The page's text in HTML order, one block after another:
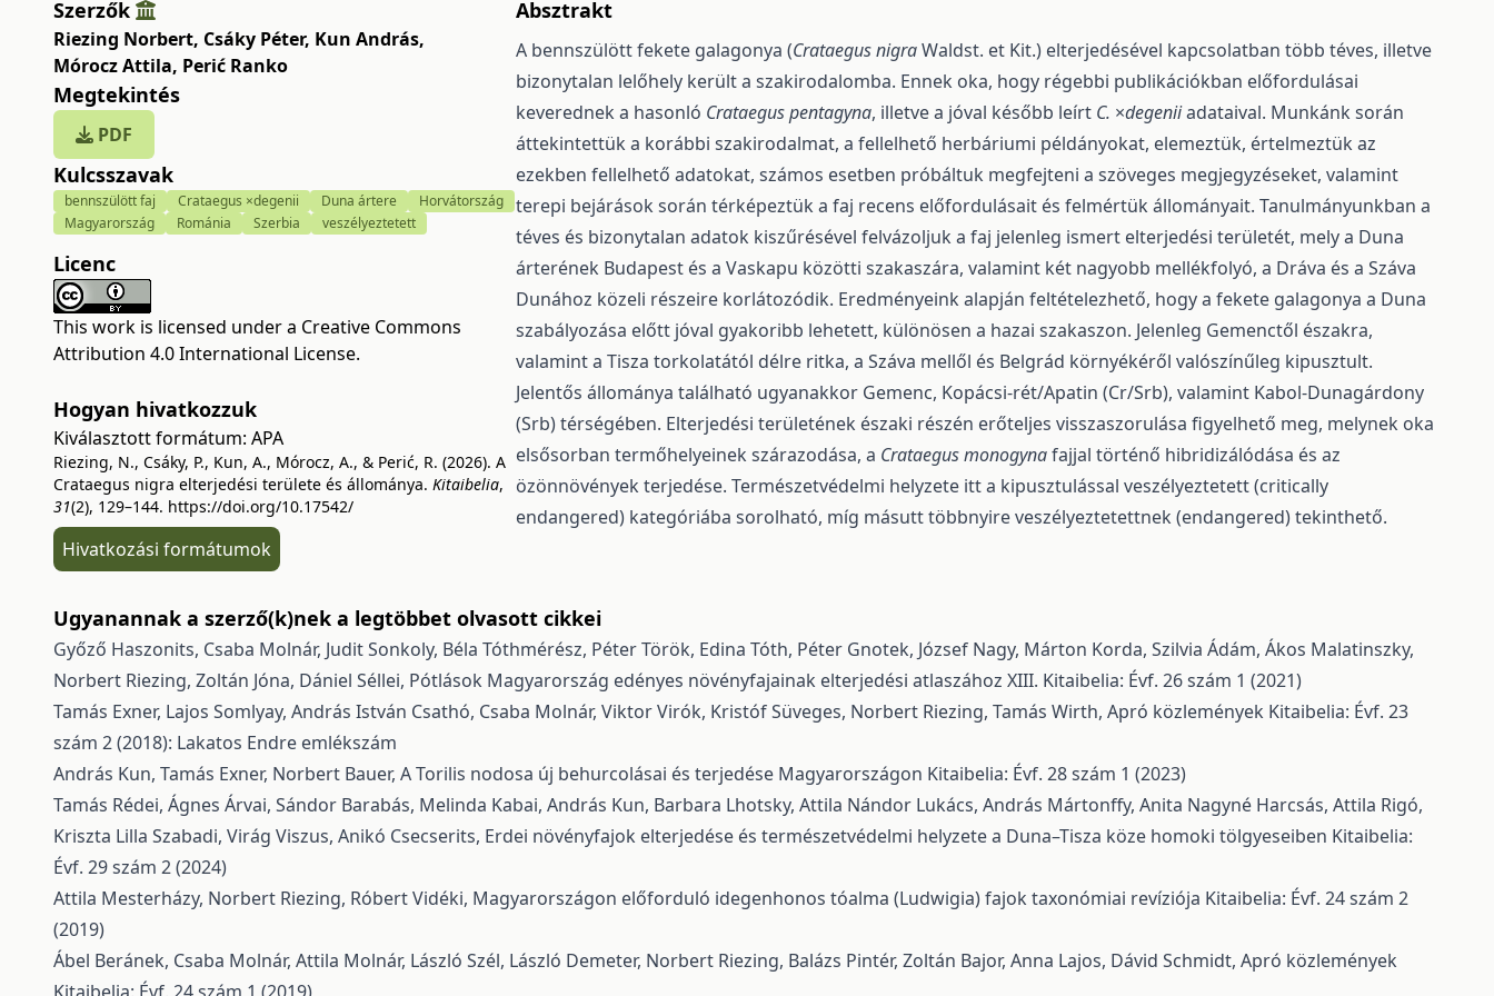
Szerzők
Riezing Norbert, Csáky Péter, Kun András,
Mórocz Attila, Perić Ranko
Megtekintés
PDF
Kulcsszavak
bennszülött faj Crataegus ×degenii Duna ártere
Horvátország
Magyarország
Románia Szerbia veszélyeztetett
Licenc
This work is licensed under a Creative Commons
Attribution 4.0 International License.
Hogyan hivatkozzuk
Kiválasztott formátum: APA
Riezing, N., Csáky, P., Kun, A., Mórocz, A., & Perić, R. (2026). A
Crataegus nigra elterjedési területe és állománya. Kitaibelia,
31(2), 129–144. https://doi.org/10.17542/
Hivatkozási formátumok
Absztrakt
A bennszülött fekete galagonya (Crataegus nigraWaldst. et Kit.) elterjedésével kapcso­latban több téves, illetve
bizonytalan lelőhely került a szakirodalomba. Ennek oka, hogy régebbi publi­kációkban előfordulásai
keverednek a hasonló Crataegus pentagyna, illetve a jóval később leírt C. ×degeniiadataival. Munkánk során
áttekintettük a korábbi szakirodalmat, a fellelhető herbáriumi pél­dányokat, elemeztük, értelmeztük az
ezekben fellelhető adatokat, számos esetben próbáltuk megfejteni a szöveges megjegyzéseket, valamint
terepi bejárások során térképeztük a faj recens előfordulásait és felmértük állományait. Tanulmányunkban a
téves és bizonytalan adatok kiszűrésével felvázoljuk a faj jelenleg ismert elterjedési területét, mely a Duna
árterének Budapest és a Vaskapu közötti szakaszára, valamint két nagyobb mellékfolyó, a Dráva és a Száva
Dunához közeli részeire korlátozódik. Eredmé­nyeink alapján feltételezhető, hogy a fekete galagonya a Duna
szabályozása előtt jóval gyakoribb lehe­tett, különösen a hazai szakaszon. Jelenleg Gemenctől északra,
valamint a Tisza torkolatától délre ritka, a Száva mellől és Belgrád környékéről valószínűleg kipusztult.
Jelentős állománya található ugyanakkor Gemenc, Kopácsi-rét/Apatin (Cr/Srb), valamint Kabol-Dunagárdony
(Srb) térségében. Elterjedési terü­letének északi részén erőteljes visszaszorulása figyelhető meg, melynek oka
elsősorban termőhelyei­nek szárazodása, a Crataegus monogynafajjal történő hibridizálódása és az
özönnövények terjedése. Természetvédelmi helyzete itt a kipusztulással veszélyeztetett (critically
endangered) kategóriába sorolható, míg másutt többnyire veszélyeztetettnek (endangered) tekinthető.
Ugyanannak a szerző(k)nek a legtöbbet olvasott cikkei
Győző Haszonits, Csaba Molnár, Judit Sonkoly, Béla Tóthmérész, Péter Török, Edina Tóth, Péter Gnotek, József Nagy, Márton Korda, Szilvia Ádám, Ákos Malatinszky,
Norbert Riezing, Zoltán Jóna, Dániel Séllei, Pótlások Magyarország edényes növényfajainak elterjedési atlaszához XIII. Kitaibelia: Évf. 26 szám 1 (2021)
Tamás Exner, Lajos Somlyay, András István Csathó, Csaba Molnár, Viktor Virók, Kristóf Süveges, Norbert Riezing, Tamás Wirth, Apró közlemények Kitaibelia: Évf. 23
szám 2 (2018): Lakatos Endre emlékszám
András Kun, Tamás Exner, Norbert Bauer, A Torilis nodosa új behurcolásai és terjedése Magyarországon Kitaibelia: Évf. 28 szám 1 (2023)
Tamás Rédei, Ágnes Árvai, Sándor Barabás, Melinda Kabai, András Kun, Barbara Lhotsky, Attila Nándor Lukács, András Mártonffy, Anita Nagyné Harcsás, Attila Rigó,
Kriszta Lilla Szabadi, Virág Viszus, Anikó Csecserits, Erdei növényfajok elterjedése és természetvédelmi helyzete a Duna–Tisza köze homoki tölgyeseiben Kitaibelia:
Évf. 29 szám 2 (2024)
Attila Mesterházy, Norbert Riezing, Róbert Vidéki, Magyarországon előforduló idegenhonos tóalma (Ludwigia) fajok taxonómiai revíziója Kitaibelia: Évf. 24 szám 2
(2019)
Ábel Beránek, Csaba Molnár, Attila Molnár, László Szél, László Demeter, Norbert Riezing, Balázs Pintér, Zoltán Bajor, Anna Lajos, Dávid Schmidt, Apró közlemények